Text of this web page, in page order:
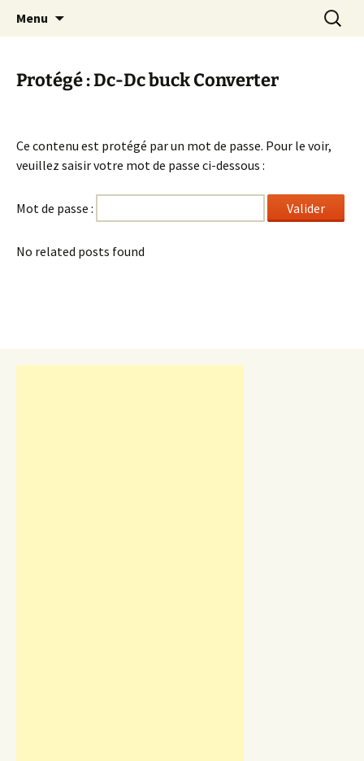
Christian Pc
Cours Dépannages informatique
Interventions rapides création de sites
Menu
Protégé : Dc-Dc buck Converter
Ce contenu est protégé par un mot de passe. Pour le voir,
veuillez saisir votre mot de passe ci-dessous :
Mot de passe :
No related posts found